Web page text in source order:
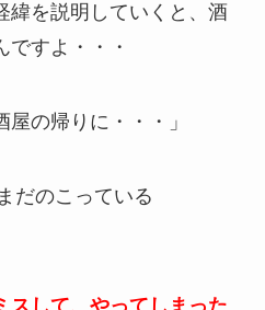
緯を説明していくと、酒
すよ・・・
屋の帰りに・・・」
だのこっている
スして、やってしまった